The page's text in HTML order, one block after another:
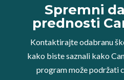
Spremni
prednosti
Kontaktirajte odabranu
kako biste saznali kako
program može podržati